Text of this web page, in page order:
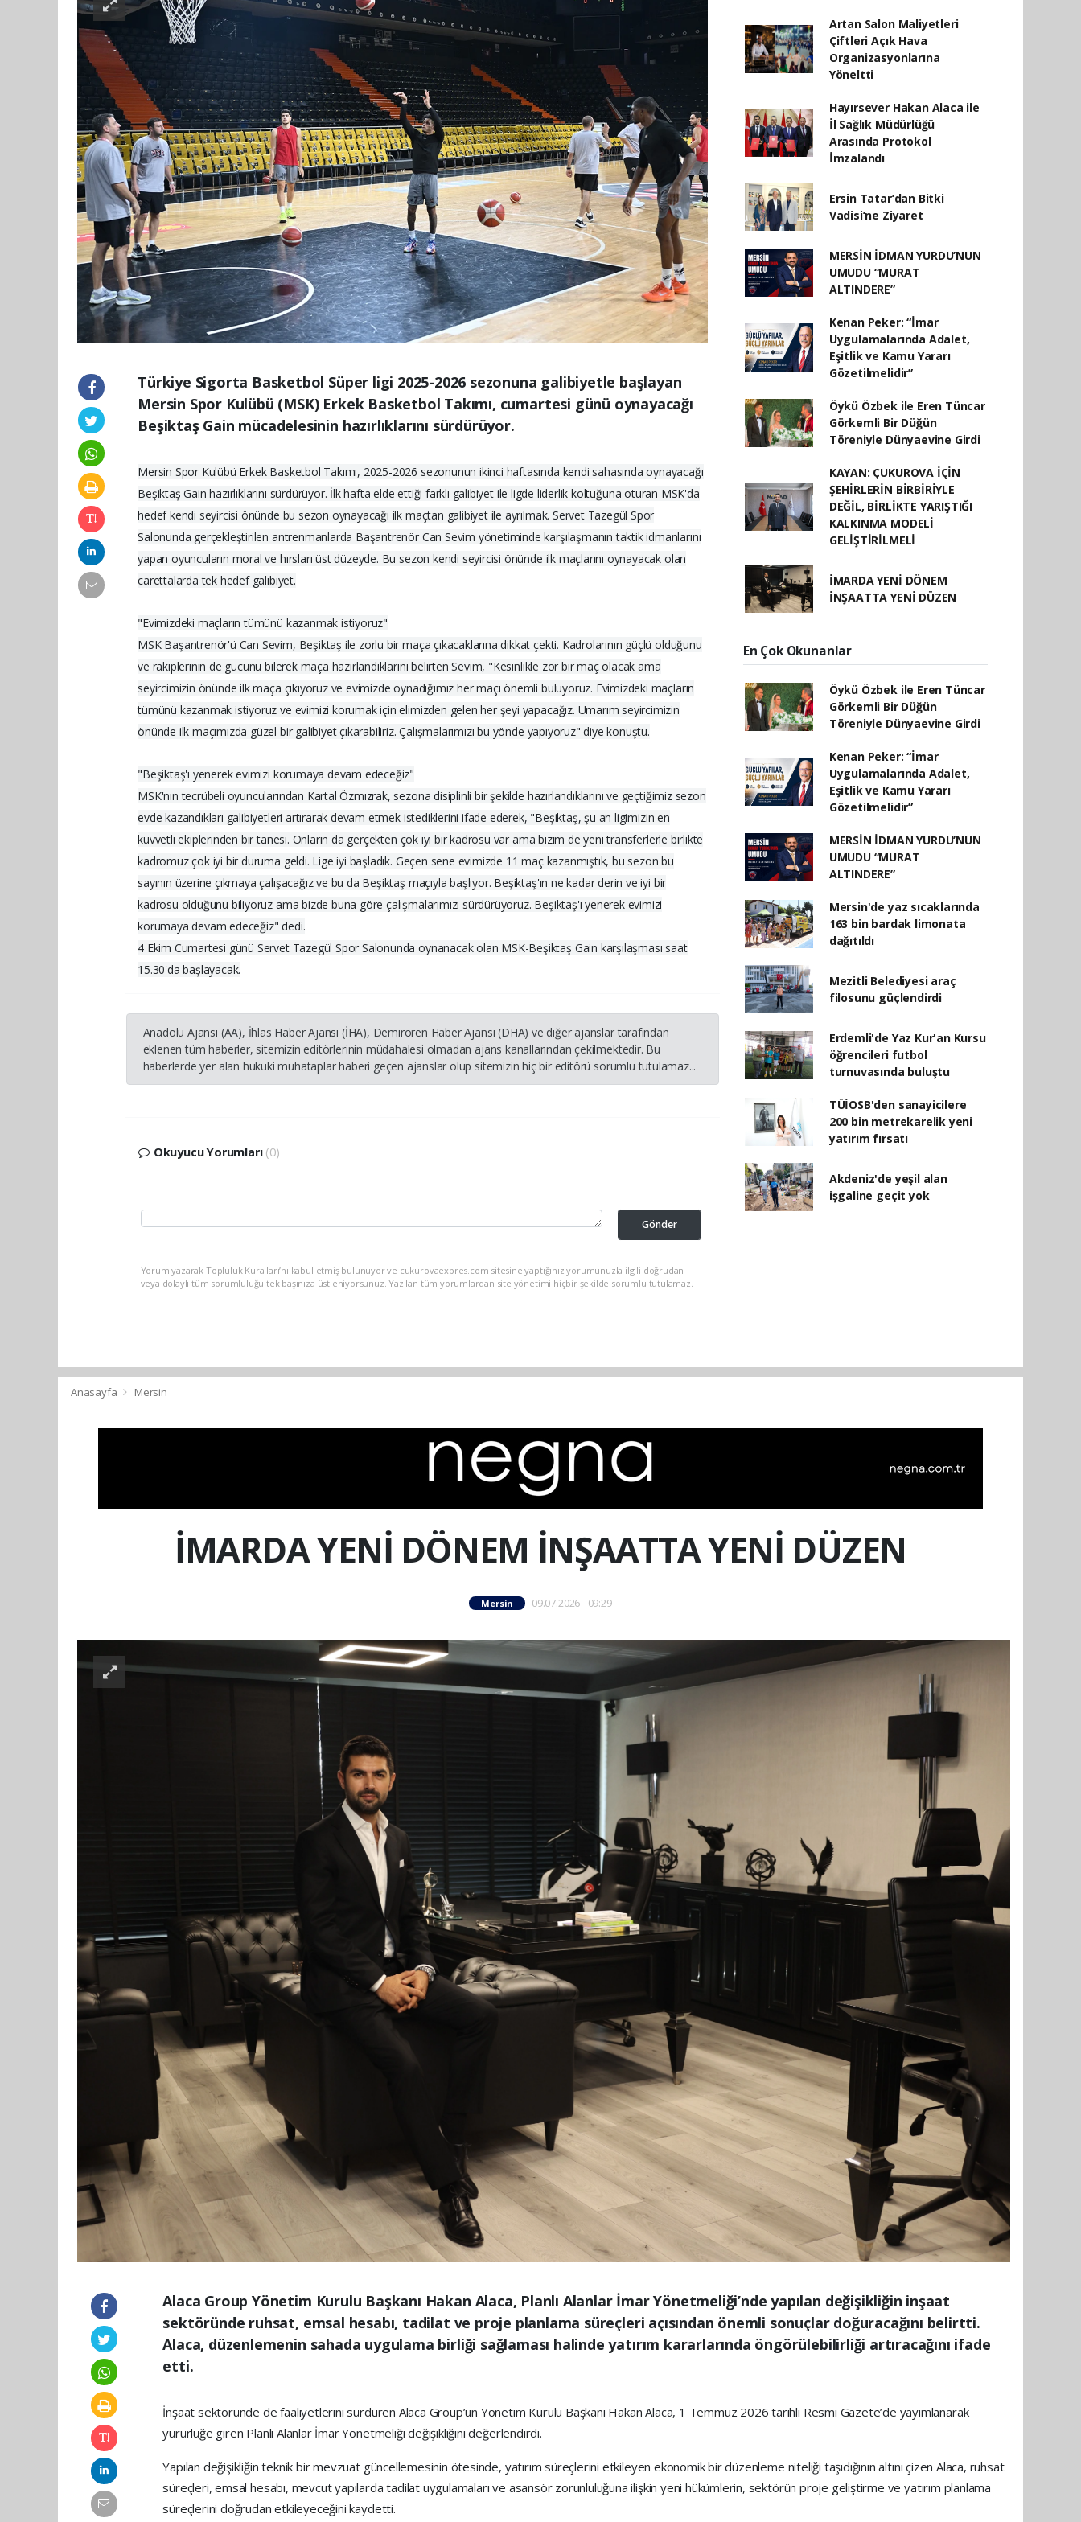
Türkiye Sigorta Basketbol Süper ligi 2025-2026 sezonuna galibiyetle başlayan
Mersin Spor Kulübü (MSK) Erkek Basketbol Takımı, cumartesi günü oynayacağı
Beşiktaş Gain mücadelesinin hazırlıklarını sürdürüyor.
Mersin Spor Kulübü Erkek Basketbol Takımı, 2025-2026 sezonunun ikinci haftasında kendi sahasında oynayacağı
Beşiktaş Gain hazırlıklarını sürdürüyor. İlk hafta elde ettiği farklı galibiyet ile ligde liderlik koltuğuna oturan MSK'da
hedef kendi seyircisi önünde bu sezon oynayacağı ilk maçtan galibiyet ile ayrılmak. Servet Tazegül Spor
Salonunda gerçekleştirilen antrenmanlarda Başantrenör Can Sevim yönetiminde karşılaşmanın taktik idmanlarını
yapan oyuncuların moral ve hırsları üst düzeyde. Bu sezon kendi seyircisi önünde ilk maçlarını oynayacak olan
carettalarda tek hedef galibiyet.
"Evimizdeki maçların tümünü kazanmak istiyoruz"
MSK Başantrenör'ü Can Sevim, Beşiktaş ile zorlu bir maça çıkacaklarına dikkat çekti. Kadrolarının güçlü olduğunu
ve rakiplerinin de gücünü bilerek maça hazırlandıklarını belirten Sevim, "Kesinlikle zor bir maç olacak ama
seyircimizin önünde ilk maça çıkıyoruz ve evimizde oynadığımız her maçı önemli buluyoruz. Evimizdeki maçların
tümünü kazanmak istiyoruz ve evimizi korumak için elimizden gelen her şeyi yapacağız. Umarım seyircimizin
önünde ilk maçımızda güzel bir galibiyet çıkarabiliriz. Çalışmalarımızı bu yönde yapıyoruz" diye konuştu.
"Beşiktaş'ı yenerek evimizi korumaya devam edeceğiz"
MSK'nın tecrübeli oyuncularından Kartal Özmızrak, sezona disiplinli bir şekilde hazırlandıklarını ve geçtiğimiz sezon
evde kazandıkları galibiyetleri artırarak devam etmek istediklerini ifade ederek, "Beşiktaş, şu an ligimizin en
kuvvetli ekiplerinden bir tanesi. Onların da gerçekten çok iyi bir kadrosu var ama bizim de yeni transferlerle birlikte
kadromuz çok iyi bir duruma geldi. Lige iyi başladık. Geçen sene evimizde 11 maç kazanmıştık, bu sezon bu
sayının üzerine çıkmaya çalışacağız ve bu da Beşiktaş maçıyla başlıyor. Beşiktaş'ın ne kadar derin ve iyi bir
kadrosu olduğunu biliyoruz ama bizde buna göre çalışmalarımızı sürdürüyoruz. Beşiktaş'ı yenerek evimizi
korumaya devam edeceğiz" dedi.
4 Ekim Cumartesi günü Servet Tazegül Spor Salonunda oynanacak olan MSK-Beşiktaş Gain karşılaşması saat
15.30'da başlayacak.
Anadolu Ajansı (AA), İhlas Haber Ajansı (İHA), Demirören Haber Ajansı (DHA) ve diğer ajanslar tarafından
eklenen tüm haberler, sitemizin editörlerinin müdahalesi olmadan ajans kanallarından çekilmektedir. Bu
haberlerde yer alan hukuki muhataplar haberi geçen ajanslar olup sitemizin hiç bir editörü sorumlu tutulamaz...
Okuyucu Yorumları (0)
Gönder
Yorum yazarak Topluluk Kuralları’nı kabul etmiş bulunuyor ve cukurovaexpres.com sitesine yaptığınız yorumunuzla ilgili doğrudan
veya dolaylı tüm sorumluluğu tek başınıza üstleniyorsunuz. Yazılan tüm yorumlardan site yönetimi hiçbir şekilde sorumlu tutulamaz.
Artan Salon Maliyetleri
Çiftleri Açık Hava
Organizasyonlarına
Yöneltti
Hayırsever Hakan Alaca ile
İl Sağlık Müdürlüğü
Arasında Protokol
İmzalandı
Ersin Tatar’dan Bitki
Vadisi’ne Ziyaret
MERSİN İDMAN YURDU’NUN
UMUDU “MURAT
ALTINDERE”
Kenan Peker: “İmar
Uygulamalarında Adalet,
Eşitlik ve Kamu Yararı
Gözetilmelidir”
Öykü Özbek ile Eren Tüncar
Görkemli Bir Düğün
Töreniyle Dünyaevine Girdi
KAYAN: ÇUKUROVA İÇİN
ŞEHİRLERİN BİRBİRİYLE
DEĞİL, BİRLİKTE YARIŞTIĞI
KALKINMA MODELİ
GELİŞTİRİLMELİ
İMARDA YENİ DÖNEM
İNŞAATTA YENİ DÜZEN
En Çok Okunanlar
Öykü Özbek ile Eren Tüncar
Görkemli Bir Düğün
Töreniyle Dünyaevine Girdi
Kenan Peker: “İmar
Uygulamalarında Adalet,
Eşitlik ve Kamu Yararı
Gözetilmelidir”
MERSİN İDMAN YURDU’NUN
UMUDU “MURAT
ALTINDERE”
Mersin'de yaz sıcaklarında
163 bin bardak limonata
dağıtıldı
Mezitli Belediyesi araç
filosunu güçlendirdi
Erdemli'de Yaz Kur'an Kursu
öğrencileri futbol
turnuvasında buluştu
TÜİOSB'den sanayicilere
200 bin metrekarelik yeni
yatırım fırsatı
Akdeniz'de yeşil alan
işgaline geçit yok
Anasayfa Mersin
İMARDA YENİ DÖNEM İNŞAATTA YENİ DÜZEN
Mersin 09.07.2026 - 09:29
Alaca Group Yönetim Kurulu Başkanı Hakan Alaca, Planlı Alanlar İmar Yönetmeliği’nde yapılan değişikliğin inşaat
sektöründe ruhsat, emsal hesabı, tadilat ve proje planlama süreçleri açısından önemli sonuçlar doğuracağını belirtti.
Alaca, düzenlemenin sahada uygulama birliği sağlaması halinde yatırım kararlarında öngörülebilirliği artıracağını ifade
etti.
İnşaat sektöründe de faaliyetlerini sürdüren Alaca Group’un Yönetim Kurulu Başkanı Hakan Alaca, 1 Temmuz 2026 tarihli Resmi Gazete’de yayımlanarak
yürürlüğe giren Planlı Alanlar İmar Yönetmeliği değişikliğini değerlendirdi.
Yapılan değişikliğin teknik bir mevzuat güncellemesinin ötesinde, yatırım süreçlerini etkileyen ekonomik bir düzenleme niteliği taşıdığının altını çizen Alaca, ruhsat
süreçleri, emsal hesabı, mevcut yapılarda tadilat uygulamaları ve asansör zorunluluğuna ilişkin yeni hükümlerin, sektörün proje geliştirme ve yatırım planlama
süreçlerini doğrudan etkileyeceğini kaydetti.